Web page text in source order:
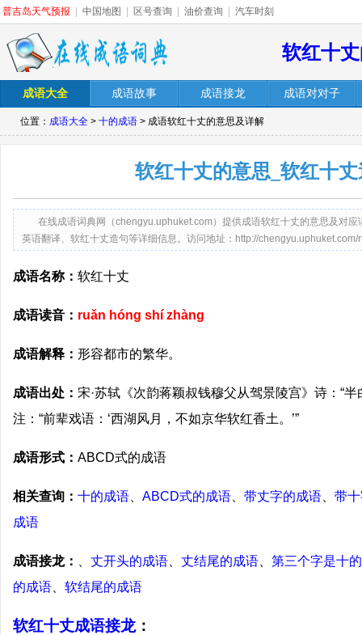
普吉岛天气预报 中国地图 区号查询 油价查询 汽车时刻
软红十
成语大全 成语故事 成语接龙 成语对对子
位置： 成语大全 > 十的成语 > 成语软红十丈的意思及详解
软红十丈的意思_软红十
在线成语词典网（chengyu.uphuket.com）提供成语软红十丈的意思及对
英语翻译、软红十丈造句等详细信息。访问地址：http://
成语名称： 软红十丈
成语读音： ruǎn hóng shí zhàng
成语解释： 形容都市的繁华。
成语出处： 宋·苏轼《次韵蒋颖叔钱穆父从驾景陵宫》诗：“
注：“前辈戏语：‘西湖风月，不如京华软红香土。’”
成语形式： ABCD式的成语
相关查询： 十的成语 ABCD式的成语 带丈字的成语
带
成语
成语接龙： 丈开头的成语 丈结尾的成语
第三个字是十
的成语
软结尾的成语
软红十丈成语接龙：